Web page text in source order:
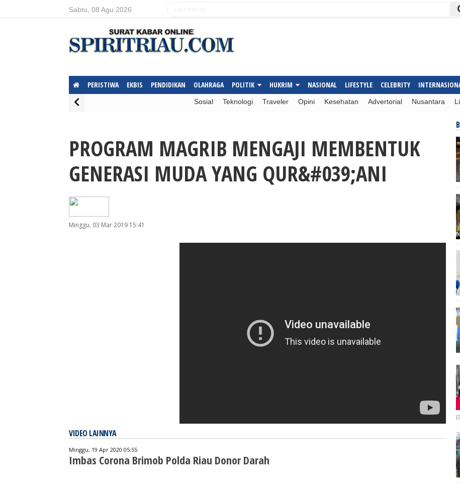
Sabtu, 08 Agu 2026
PERISTIWA EKBIS PENDIDIKAN OLAHRAGA POLITIK HUKRIM NASIONAL LIFESTYLE CELEBRITY
Sosial Teknologi Traveler Opini Kesehatan Advertorial Nusantara
Warning : Invalid argument supplied for foreach() in
/home/spiritri/public_html/include/fungsi.php on line 718
PROGRAM MAGRIB MENGAJI MEMBENTUK
GENERASI MUDA YANG QUR&#039;ANI
Minggu, 03 Mar 2019 15:41
VIDEO LAINNYA
Minggu, 19 Apr 2020 05:55
Imbas Corona Brimob Polda Riau Donor Darah